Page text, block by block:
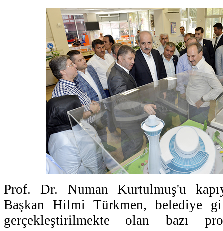
Prof. Dr. Numan Kurtulmuş'u
Başkan Hilmi Türkmen, belediye
gerçekleştirilmekte olan bazı